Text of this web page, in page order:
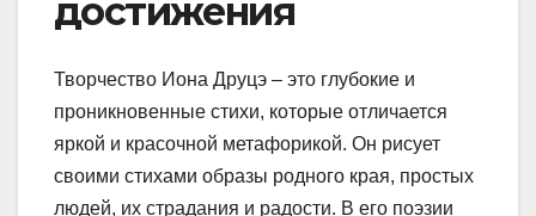
достижения
Творчество Иона Друцэ – это глубокие и
проникновенные стихи, которые отличается
яркой и красочной метафорикой. Он рисует
своими стихами образы родного края, простых
людей, их страдания и радости. В его поэзии